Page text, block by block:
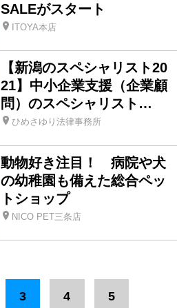
SALEがスタート
ITOYA本店
【新潟のスペシャリスト20
21】中小企業支援（企業顧
問）のスペシャリスト…
ひめさゆり法律事務所
動物好き注目！ 病院や犬
の幼稚園も備えた総合ペッ
トショップ
NICO PET三条店
3 4 5